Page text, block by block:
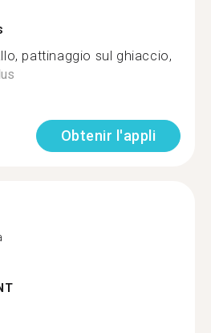
pattinaggio sul ghiaccio,
Obtenir l'appli